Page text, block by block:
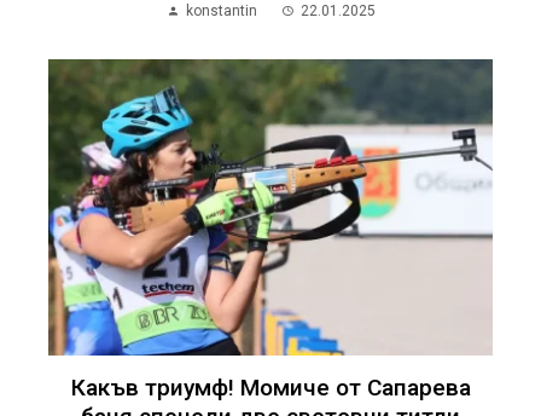
konstantin 22.01.2025
Какъв триумф! Момиче от Сапарева